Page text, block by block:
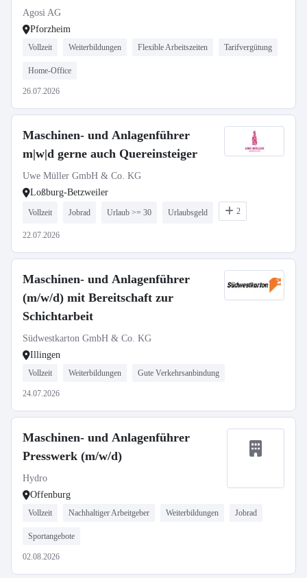
Refining (m/w/d)
Agosi AG
Pforzheim
Vollzeit Weiterbildungen Flexible Arbeitszeiten Tarifvergütung
Home-Office
26.07.2026
Maschinen- und Anlagenführer
m|w|d gerne auch Quereinsteiger
Uwe Müller GmbH & Co. KG
Loßburg-Betzweiler
Vollzeit Jobrad Urlaub >= 30 Urlaubsgeld 2
22.07.2026
Maschinen- und Anlagenführer
(m/w/d) mit Bereitschaft zur
Schichtarbeit
Südwestkarton GmbH & Co. KG
Illingen
Vollzeit Weiterbildungen Gute Verkehrsanbindung
24.07.2026
Maschinen- und Anlagenführer
Presswerk (m/w/d)
Hydro
Offenburg
Vollzeit Nachhaltiger Arbeitgeber Weiterbildungen Jobrad
Sportangebote
02.08.2026